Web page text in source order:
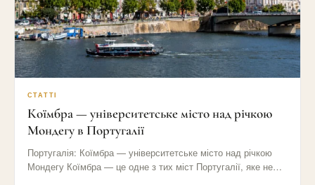
СТАТТІ
Коїмбра — університетське місто над річкою
Мондегу в Португалії
Португалія: Коїмбра — університетське місто над річкою
Мондегу Коїмбра — це одне з тих міст Португалії, яке не…